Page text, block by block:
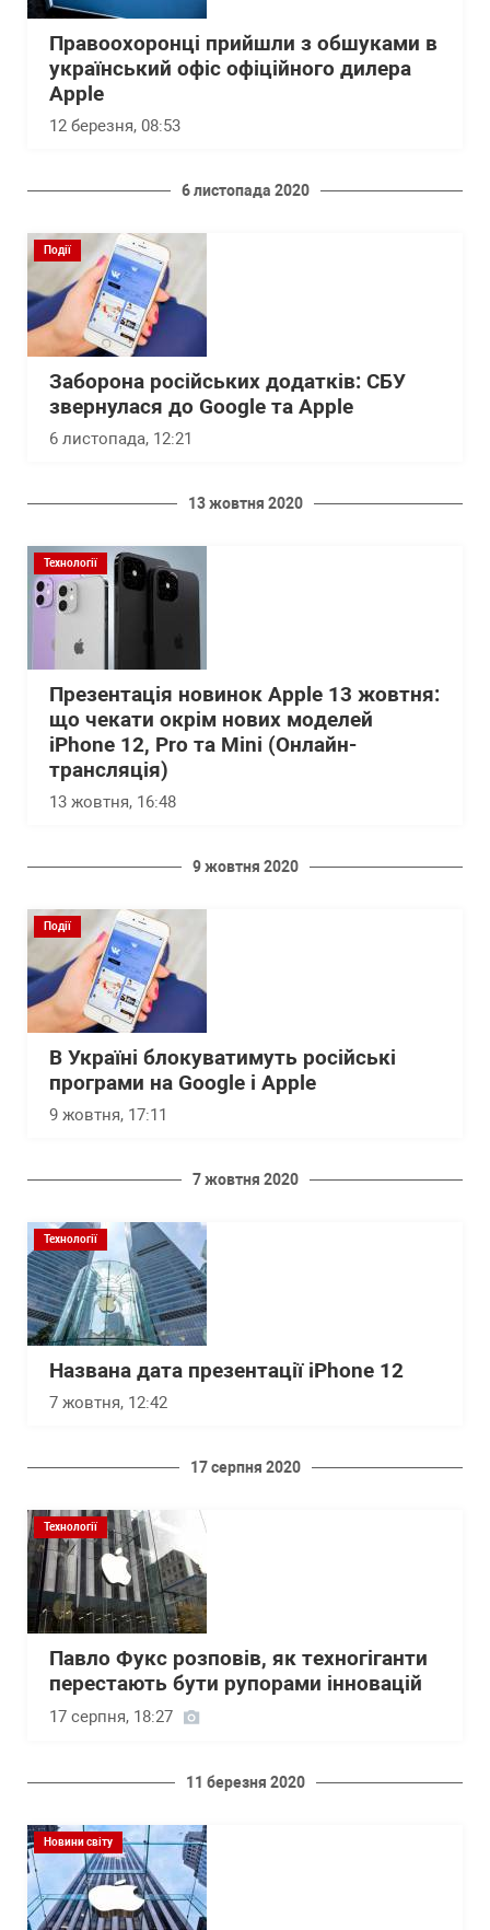
Правоохоронці прийшли з обшуками в
український офіс офіційного дилера
Apple
12 березня, 08:53
6 листопада 2020
Події
Заборона російських додатків: СБУ
звернулася до Google та Apple
6 листопада, 12:21
13 жовтня 2020
Технології
Презентація новинок Apple 13 жовтня:
що чекати окрім нових моделей
iPhone 12, Pro та Mini (Онлайн-
трансляція)
13 жовтня, 16:48
9 жовтня 2020
Події
В Україні блокуватимуть російські
програми на Google і Apple
9 жовтня, 17:11
7 жовтня 2020
Технології
Названа дата презентації iPhone 12
7 жовтня, 12:42
17 серпня 2020
Технології
Павло Фукс розповів, як техногіганти
перестають бути рупорами інновацій
17 серпня, 18:27
11 березня 2020
Новини світу